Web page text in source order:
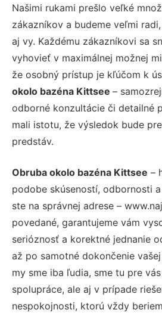
Našimi rukami prešlo veľké
zákazníkov a budeme veľmi
aj vy. Každému zákazníkovi sa
vyhovieť v maximálnej možnej
že osobný prístup je kľúčom k
okolo bazéna Kittsee –
odborné konzultácie či detailné
mali istotu, že výsledok bude
predstáv.
Obruba okolo bazéna Kittsee –
podobe skúseností, odbornosti
ste na správnej adrese –
povedané, garantujeme vám
serióznosť a korektné jednanie
až po samotné dokončenie
my sme iba ľudia, sme tu pre
spolupráce, ale aj v prípade
nespokojnosti, ktorú vždy